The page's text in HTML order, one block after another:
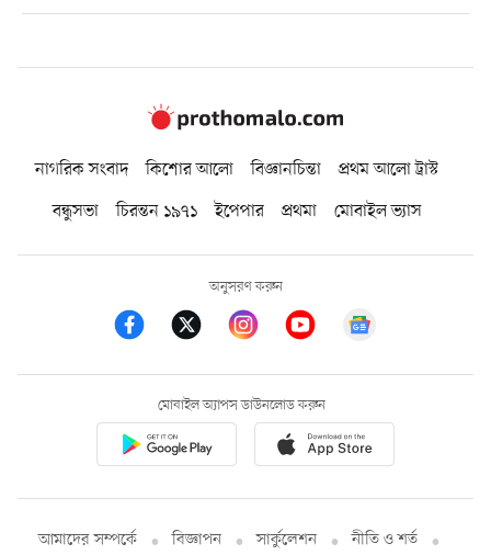
নাগরিক সংবাদ কিশোর আলো বিজ্ঞানচিন্তা
প্রথম আলো ট্রাস্ট
বন্ধুসভা
চিরন্তন ১৯৭১ ইপেপার প্রথমা মোবাইল ভ্যাস
অনুসরণ করুন
মোবাইল অ্যাপস ডাউনলোড করুন
আমাদের সম্পর্কে বিজ্ঞাপন সার্কুলেশন নীতি ও শর্ত